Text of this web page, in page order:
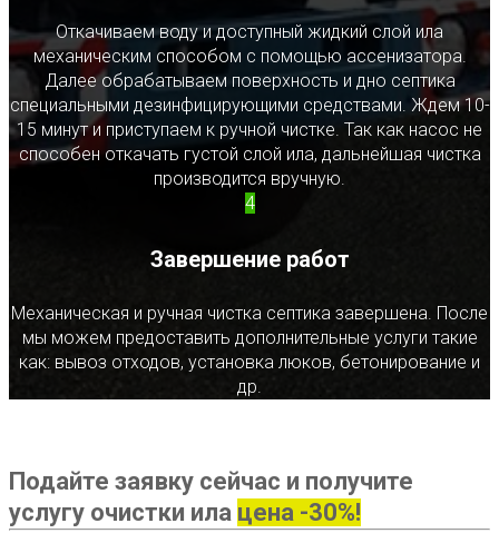
Откачиваем воду и доступный жидкий слой ила
механическим способом с помощью ассенизатора.
Далее обрабатываем поверхность и дно септика
специальными дезинфицирующими средствами. Ждем 10-
15 минут и приступаем к ручной чистке. Так как насос не
способен откачать густой слой ила, дальнейшая чистка
производится вручную.
4
Завершение работ
Механическая и ручная чистка септика завершена. После
мы можем предоставить дополнительные услуги такие
как: вывоз отходов, установка люков, бетонирование и
др.
Подайте заявку сейчас и получите
услугу очистки ила цена -30%!